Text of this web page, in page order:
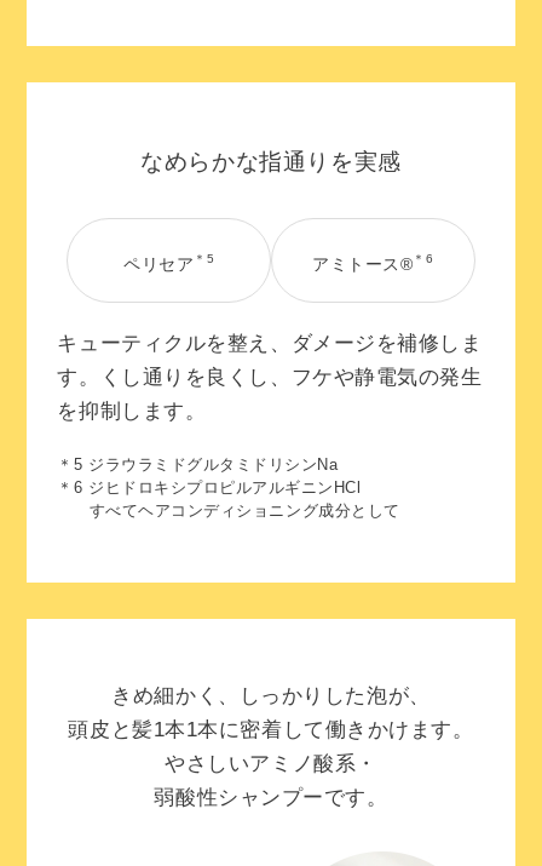
なめらかな指通りを実感
ペリセア ＊5 アミトース® ＊6
キューティクルを整え、ダメージを補修しま
す。くし通りを良くし、フケや静電気の発生
を抑制します。
＊5 ジラウラミドグルタミドリシンNa
＊6 ジヒドロキシプロピルアルギニンHCl
すべてヘアコンディショニング成分として
きめ細かく、しっかりした泡が、
頭皮と髪1本1本に密着して働きかけます。
やさしいアミノ酸系・
弱酸性シャンプーです。